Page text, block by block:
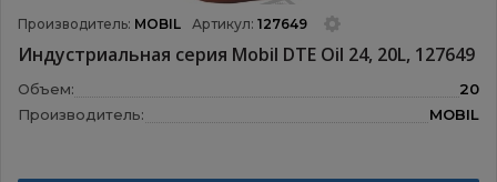
Производитель: MOBIL Артикул: 127649
Индустриальная серия Mobil DTE Oil 24, 20L, 127649
Объем:
20
Производитель:
MOBIL